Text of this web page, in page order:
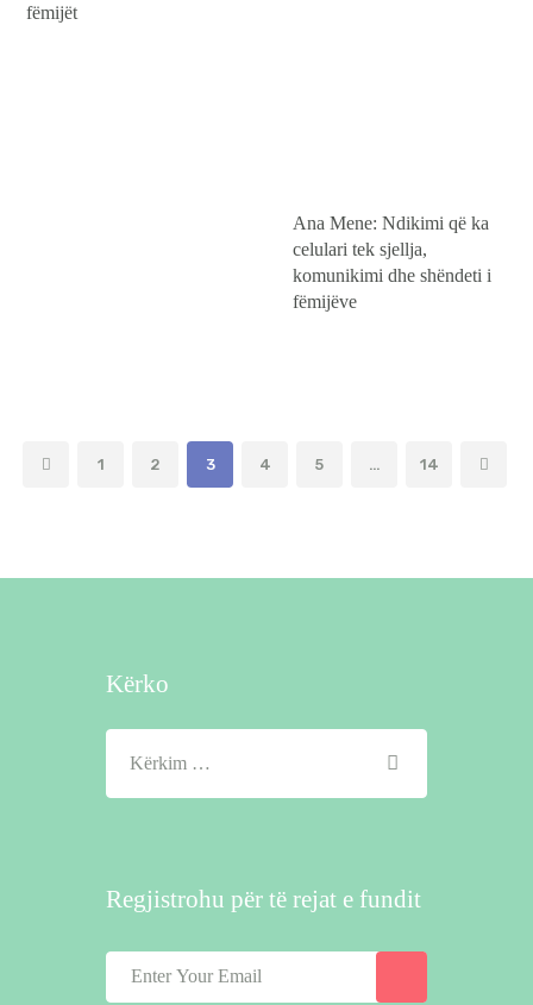
fëmijët
Ana Mene: Ndikimi që ka
celulari tek sjellja,
komunikimi dhe shëndeti i
fëmijëve
Faqosje
PAGE
1 PAGE
2 PAGE
3 PAGE
4 PAGE
5 … PAGE
14
>
Kërko
për:
Regjistrohu për të rejat e fundit